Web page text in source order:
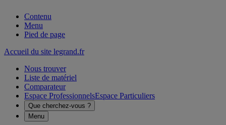
Contenu
Menu
Pied de page
Accueil du site legrand.fr
Nous trouver
Liste de matériel
Comparateur
Espace ProfessionnelsEspace Particuliers
Que cherchez-vous ?
Menu